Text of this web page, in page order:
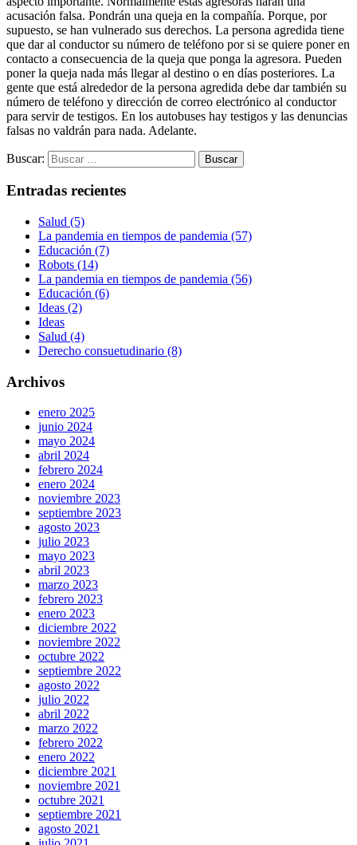
acusación falsa. Pondrán una queja en la compañía. Porque, por
supuesto, se han vulnerado sus derechos. La persona agredida tiene
que dar al conductor su número de teléfono por si se quiere poner en
contacto a consecuencia de la queja que ponga la agresora. Pueden
poner la queja nada más llegar al destino o en días posteriores. La
gente que está alrededor de la persona agredida debe dar también su
número de teléfono y dirección de correo electrónico al conductor
para servir de testigos. En los autobuses hay testigos y las denuncias
falsas no valdrán para nada. Adelante.
Buscar:
Entradas recientes
Salud (5)
La pandemia en tiempos de pandemia (57)
Educación (7)
Robots (14)
La pandemia en tiempos de pandemia (56)
Educación (6)
Ideas (2)
Ideas
Salud (4)
Derecho consuetudinario (8)
Archivos
enero 2025
junio 2024
mayo 2024
abril 2024
febrero 2024
enero 2024
noviembre 2023
septiembre 2023
agosto 2023
julio 2023
mayo 2023
abril 2023
marzo 2023
febrero 2023
enero 2023
diciembre 2022
noviembre 2022
octubre 2022
septiembre 2022
agosto 2022
julio 2022
abril 2022
marzo 2022
febrero 2022
enero 2022
diciembre 2021
noviembre 2021
octubre 2021
septiembre 2021
agosto 2021